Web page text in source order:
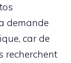
demande
car de
recherchent